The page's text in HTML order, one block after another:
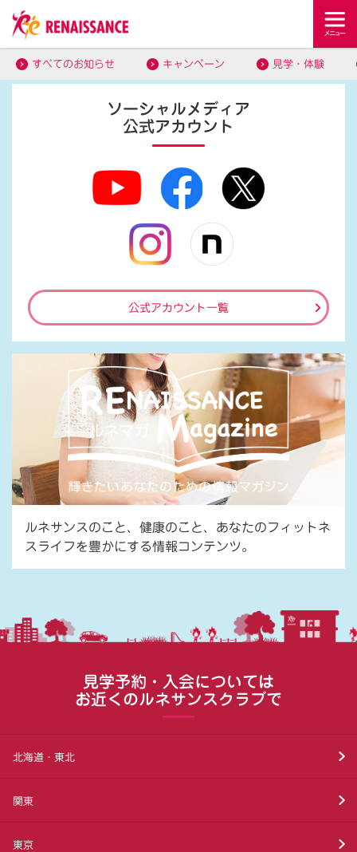
すべてのお知らせ キャンペーン 見学・体験
ソーシャルメディア
公式アカウント
公式アカウント一覧
ルネサンスのこと、健康のこと、あなたのフィットネ
スライフを豊かにする情報コンテンツ。
見学予約・入会については
お近くのルネサンスクラブで
北海道・東北
関東
東京